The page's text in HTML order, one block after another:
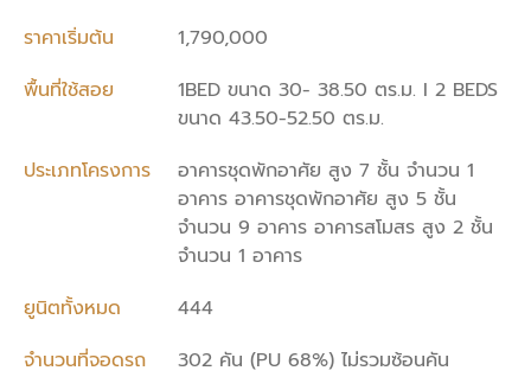
ราคาเริ่มต้น
1,790,000
พื้นที่ใช้สอย
1BED ขนาด 30- 38.50 ตร.ม. I 2 BEDS
ขนาด 43.50-52.50 ตร.ม.
ประเภทโครงการ
อาคารชุดพักอาศัย สูง 7 ชั้น จำนวน 1
อาคาร อาคารชุดพักอาศัย สูง 5 ชั้น
จำนวน 9 อาคาร อาคารสโมสร สูง 2 ชั้น
จำนวน 1 อาคาร
ยูนิตทั้งหมด
444
จำนวนที่จอดรถ
302 คัน (PU 68%) ไม่รวมซ้อนคัน